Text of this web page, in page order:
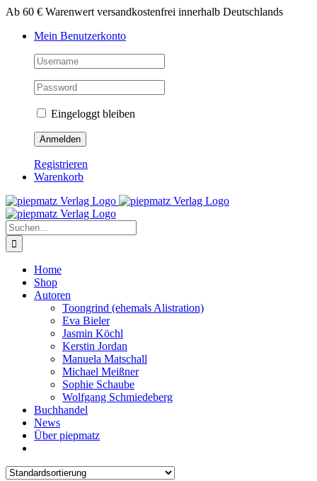
Zum
springen
Ab 60 € Warenwert versandkostenfrei innerhalb Deutschlands
Mein Benutzerkonto
Eingeloggt bleiben
Registrieren
Warenkorb
Suche
nach:
Home
Shop
Autoren
Toongrind (ehemals Alistration)
Eva Bieler
Jasmin Köchl
Kerstin Jordan
Manuela Matschall
Michael Meißner
Sophie Schaube
Wolfgang Schmiedeberg
Buchhandel
News
Über piepmatz